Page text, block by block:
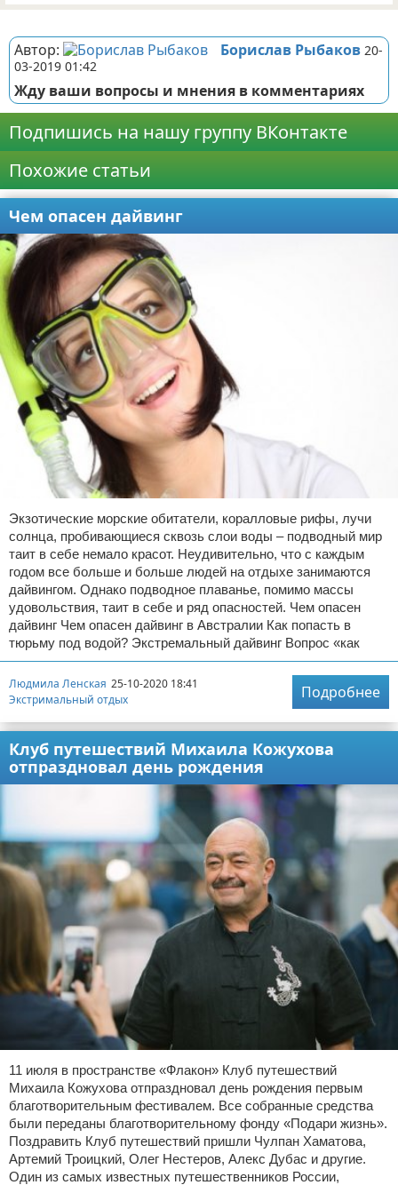
Автор: Борислав Рыбаков 20-
03-2019 01:42
Жду ваши вопросы и мнения в комментариях
Подпишись на нашу группу ВКонтакте
Похожие статьи
Чем опасен дайвинг
Экзотические морские обитатели, коралловые рифы, лучи
солнца, пробивающиеся сквозь слои воды – подводный мир
таит в себе немало красот. Неудивительно, что с каждым
годом все больше и больше людей на отдыхе занимаются
дайвингом. Однако подводное плаванье, помимо массы
удовольствия, таит в себе и ряд опасностей. Чем опасен
дайвинг Чем опасен дайвинг в Австралии Как попасть в
тюрьму под водой? Экстремальный дайвинг Вопрос «как
Людмила Ленская 25-10-2020 18:41
Экстримальный отдых
Подробнее
Клуб путешествий Михаила Кожухова
отпраздновал день рождения
11 июля в пространстве «Флакон» Клуб путешествий
Михаила Кожухова отпраздновал день рождения первым
благотворительным фестивалем. Все собранные средства
были переданы благотворительному фонду «Подари жизнь».
Поздравить Клуб путешествий пришли Чулпан Хаматова,
Артемий Троицкий, Олег Нестеров, Алекс Дубас и другие.
Один из самых известных путешественников России,